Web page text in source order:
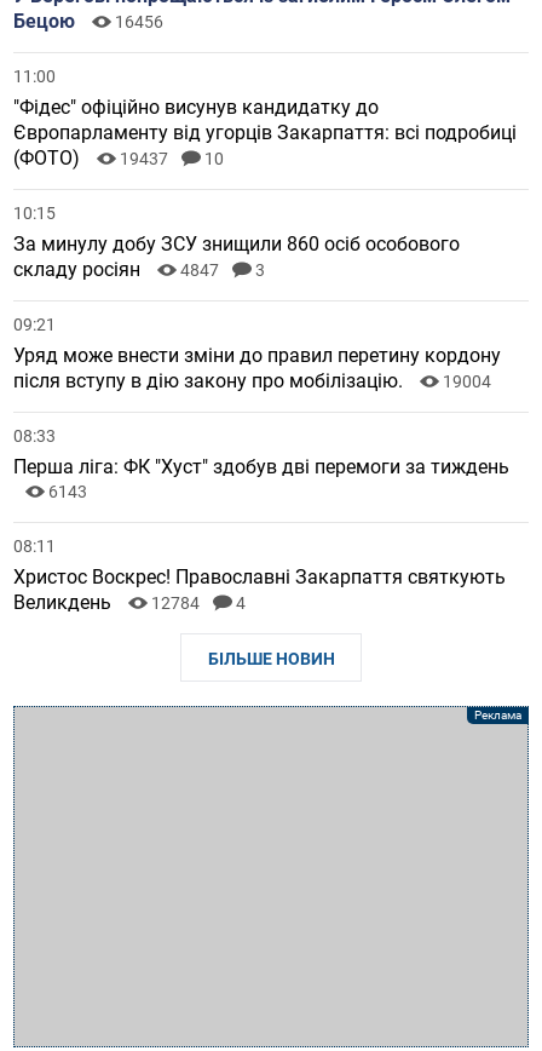
Бецою
16456
11:00
"Фідес" офіційно висунув кандидатку до
Європарламенту від угорців Закарпаття: всі подробиці
(ФОТО)
19437 10
10:15
За минулу добу ЗСУ знищили 860 осіб особового
складу росіян
4847 3
09:21
Уряд може внести зміни до правил перетину кордону
після вступу в дію закону про мобілізацію.
19004
08:33
Перша ліга: ФК "Хуст" здобув дві перемоги за тиждень
6143
08:11
Христос Воскрес! Православні Закарпаття святкують
Великдень
12784 4
БІЛЬШЕ НОВИН